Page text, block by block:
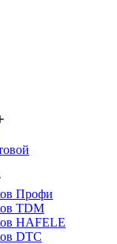
Профи
TDM
HAFELE
DTC